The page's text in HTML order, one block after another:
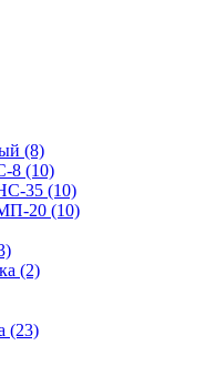
(8)
8 (10)
35 (10)
20 (10)
(2)
(23)